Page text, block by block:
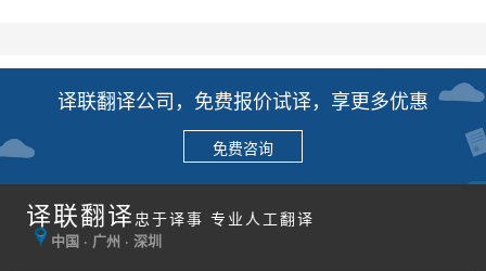
译联翻译公司，免费报价试译，享更多优惠
免费咨询
译联翻译 忠于译事 专业人工翻译
中国 · 广州 · 深圳